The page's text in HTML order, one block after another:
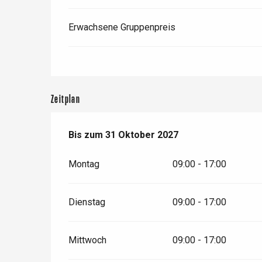
Forges-les-
Erwachsene Gruppenpreis
Zeitplan
vom11 März 2026bis zum
Bis zum 31 Oktober 2027
Montag 09:00 - 17:00
Dienstag 09:00 - 17:00
Mittwoch 09:00 - 17:00